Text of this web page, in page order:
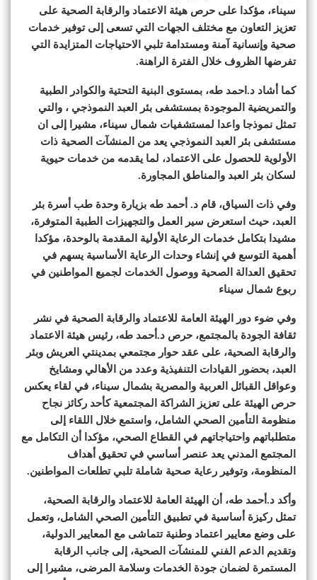
سيناء، مؤكدا على حرص هيئة الاعتماد والرقابة الصحية على
تعزيز التعاون مع مختلف الجهات التي تسعى إلى توفير خدمات
صحية وإنسانية آمنة ومستدامة تلبي الاحتياجات المتزايدة التي
تفرضها الظروف خلال الفترة الراهنة.
كما أشاد د.احمد طه، بمستوى البنية التحتية والكوادر الطبية
والتمريضية الموجودة بمستشفى بئر العبد النموذجي ، والتي
تمثل نموذجا واعدا لمستشفيات شمال سيناء، مشيرا إلى ان
مستشفى بئر العبد النموذجي يعد من المنشآت الصحية ذات
الأولوية للحصول على الاعتماد، لما يقدمه من خدمات حيوية
لسكان بئر العبد والمناطق المجاورة.
وفي ذات السياق، قام د. أحمد طه بزيارة وحدة طب أسرة بئر
العبد، حيث استعرض سير العمل والتجهيزات الطبية المتوفرة،
مشيدا بتكامل خدمات الرعاية الأولية المقدمة بالوحدة، مؤكدا
أهمية التوسع في إنشاء وحدات الرعاية الأساسية يسهم في
تحقيق العدالة الصحية ووصول الخدمات لجميع المواطنين في
ربوع شمال سيناء
وفي ضوء دور الهيئة العامة للاعتماد والرقابة الصحية في نشر
ثقافة الجودة بالمجتمع، حرص د.أحمد طه، رئيس هيئة الاعتماد
والرقابة الصحية، على عقد حوار مجتمعي بمدينتي العريش وبئر
العبد، بحضور القيادات التنفيذية وعدد من الأهالي ومشايخ
وعواقل القبائل العربية والمصرية بشمال سيناء، في لقاء يعكس
حرص الهيئة على تعزيز الشراكة المجتمعية كأحد ركائز نجاح
منظومة التأمين الصحي الشامل، واستمع خلال اللقاء إلى
متطلباتهم واحتياجاتهم في القطاع الصحي، مؤكدا أن التكامل مع
المجتمع المدني يعد عنصر أساسي في تحقيق أهداف
المنظومة، وتوفير رعاية صحية شاملة تلبي تطلعات المواطنين.
وأكد د.أحمد طه، أن الهيئة العامة للاعتماد والرقابة الصحية،
تمثل ركيزة أساسية في تطبيق التأمين الصحي الشامل، وتعمل
على وضع معايير اعتماد وطنية تتماشى مع المعايير الدولية،
وتقديم الدعم الفني للمنشآت الصحية، إلى جانب الرقابة
المستمرة لضمان جودة الخدمات وسلامة المرضى، مشيرا إلى